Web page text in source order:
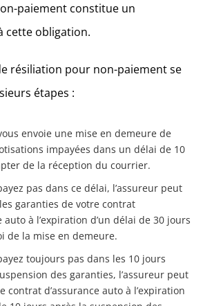
paiement constitue un
cette obligation.
résiliation pour non-paiement se
étapes :
envoie une mise en demeure de
impayées dans un délai de 10
de la réception du courrier.
pas dans ce délai, l’assureur peut
garanties de votre contrat
auto à l’expiration d’un délai de 30 jours
de la mise en demeure.
toujours pas dans les 10 jours
des garanties, l’assureur peut
contrat d’assurance auto à l’expiration